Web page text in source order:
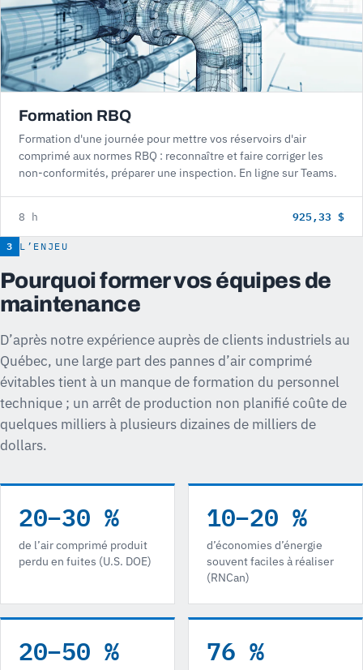
Formation RBQ
Formation d'une journée pour mettre vos réservoirs d'air
comprimé aux normes RBQ : reconnaître et faire corriger les
non-conformités, préparer une inspection. En ligne sur Teams.
8 h 925,33 $
3 L’ENJEU
Pourquoi former vos équipes de
maintenance
D’après notre expérience auprès de clients industriels au
Québec, une large part des pannes d’air comprimé
évitables tient à un manque de formation du personnel
technique ; un arrêt de production non planifié coûte de
quelques milliers à plusieurs dizaines de milliers de
dollars.
20–30 %
de l’air comprimé produit
perdu en fuites (U.S. DOE)
10–20 %
d’économies d’énergie
souvent faciles à réaliser
(RNCan)
20–50 % 76 %